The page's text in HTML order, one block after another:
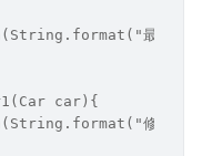
最终结
car){
修改之